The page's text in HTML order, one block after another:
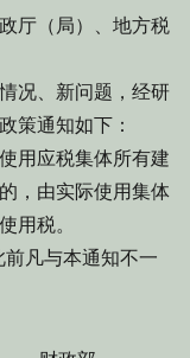
厅（局）、地方税
况、新问题，经研
策通知如下：
用应税集体所有建
，由实际使用集体
用税。
凡与本通知不一